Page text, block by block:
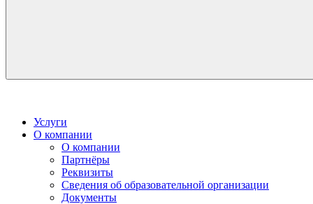
Услуги
О компании
О компании
Партнёры
Реквизиты
Сведения об образовательной организации
Документы